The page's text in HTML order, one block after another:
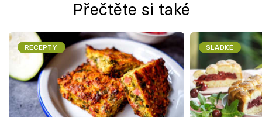
Přečtěte si také
RECEPTY SLADKÉ